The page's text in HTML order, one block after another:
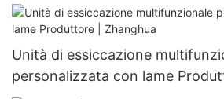
Unità di essiccazione
personalizzata con lame